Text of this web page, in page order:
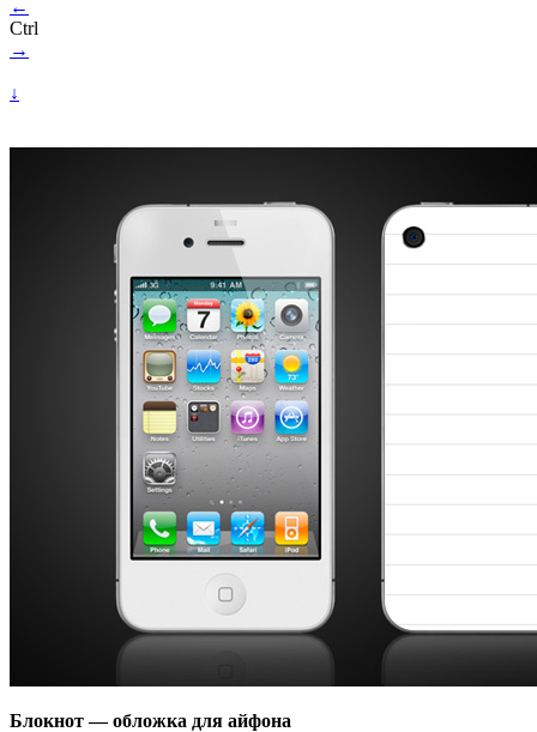
←
Ctrl
→
↓
Блокнот — обложка для айфона